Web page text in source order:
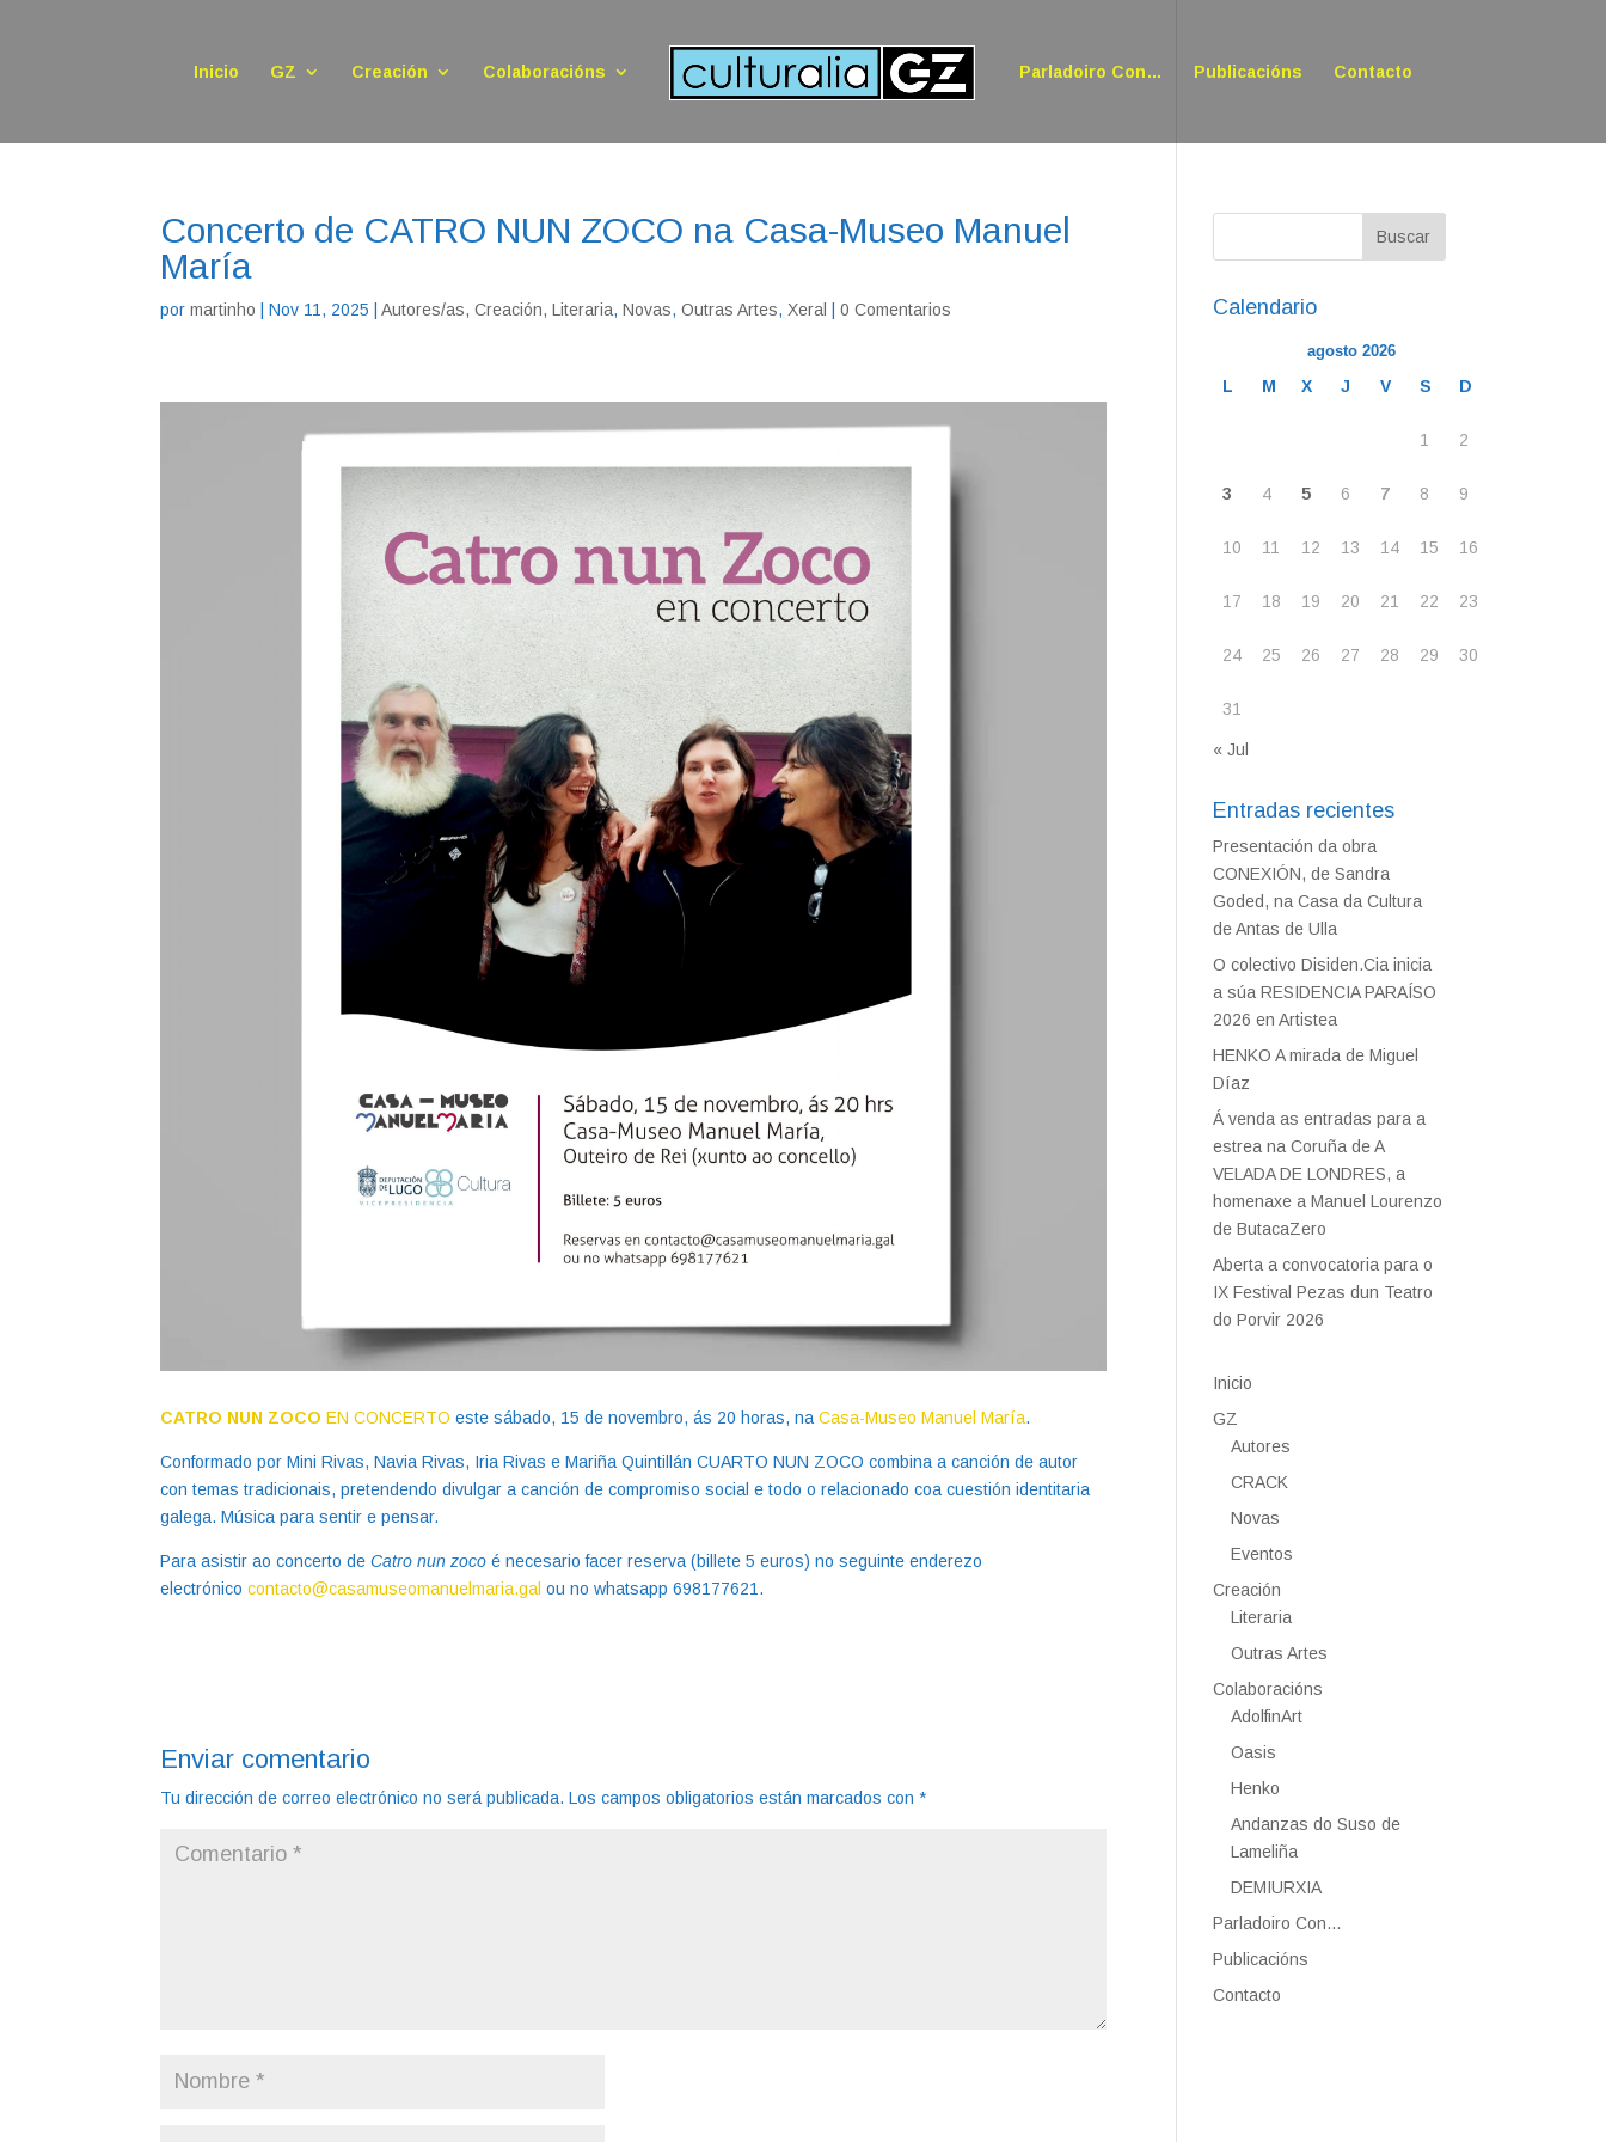
Inicio GZ Creación Colaboracións Parladoiro Con… Publicacións Contacto
Concerto de CATRO NUN ZOCO na Casa-Museo Manuel
María
pormartinho |Nov 11, 2025 |Autores/as,Creación,Literaria,Novas,Outras Artes, Xeral |0 Comentarios
CATRO NUN ZOCO EN CONCERTO este sábado, 15 de novembro, ás 20 horas, naCasa-Museo Manuel María.
Conformado por Mini Rivas, Navia Rivas, Iria Rivas e Mariña Quintillán CUARTO NUN ZOCO combina a canción de autor
con temas tradicionais, pretendendo divulgar a canción de compromiso social e todo o relacionado coa cuestión identitaria
galega. Música para sentir e pensar.
Para asistir ao concerto deCatro nun zoco é necesario facer reserva (billete 5 euros) no seguinte enderezo
electrónicocontacto@casamuseomanuelmaria.gal ou no whatsapp 698177621.
Enviar comentario
Tu dirección de correo electrónico no será publicada. Los campos obligatorios están marcados con*
Calendario
agosto 2026
L M X J V S D
1 2
3 4 5 6 7 8 9
10 11 12 13 14 15 16
17 18 19 20 21 22 23
24 25 26 27 28 29 30
31
« Jul
Entradas recientes
Presentación da obra
CONEXIÓN, de Sandra
Goded, na Casa da Cultura
de Antas de Ulla
O colectivo Disiden.Cia inicia
a súa RESIDENCIA PARAÍSO
2026 en Artistea
HENKO A mirada de Miguel
Díaz
Á venda as entradas para a
estrea na Coruña de A
VELADA DE LONDRES, a
homenaxe a Manuel Lourenzo
de ButacaZero
Aberta a convocatoria para o
IX Festival Pezas dun Teatro
do Porvir 2026
Inicio
GZ
Autores
CRACK
Novas
Eventos
Creación
Literaria
Outras Artes
Colaboracións
AdolfinArt
Oasis
Henko
Andanzas do Suso de
Lameliña
DEMIURXIA
Parladoiro Con…
Publicacións
Contacto